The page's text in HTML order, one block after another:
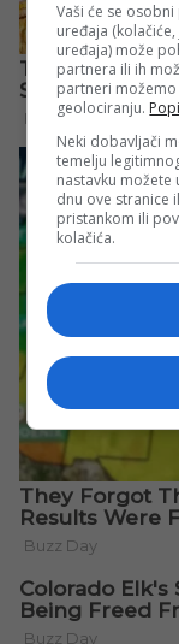
Vaši će se
uređaja
uređaja) može
partnera ili ih
partneri
geolociranju.
Neki dobavljači
temelju
nastavku
dnu ove stranice
pristankom ili
kolačića.